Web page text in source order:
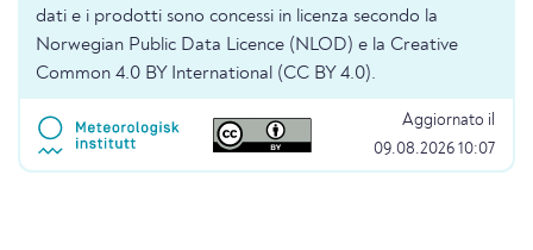
dati e i prodotti sono concessi in licenza secondo la
Norwegian Public Data Licence (NLOD) e la Creative
Common 4.0 BY International (CC BY 4.0).
Aggiornato il
09.08.2026 10:07